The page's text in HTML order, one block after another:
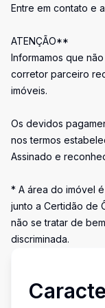
Entre em contato e
ATENÇÃO**
Informamos que
corretor parceiro
imóveis.
Os devidos
nos termos
Assinado e
* A área do imóvel
junto a Certidão de
não se tratar de
discriminada.